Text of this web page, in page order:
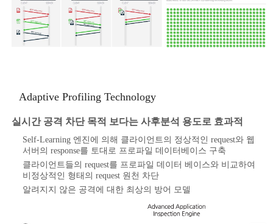
Adaptive Profiling Technology
실시간 공격 차단 목적 보다는 사후분석 용도로 효과적
Self-Learning 엔진에 의해 클라이언트의 정상적인 request와 웹
서버의 response를 토대로 프로파일 데이터베이스 구축
클라이언트들의 request를 프로파일 데이터 베이스와 비교하여
비정상적인 형태의 request 원천 차단
알려지지 않은 공격에 대한 최상의 방어 모델